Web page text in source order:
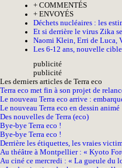
+ COMMENTÉS
+ ENVOYÉS
Déchets nucléaires : les
Et si derrière le virus Zika
Naomi Klein, Erri de Luca,
Les 6-12 ans, nouvelle
publicité
publicité
Les derniers articles de Terra eco
Terra eco met fin à son projet de
Le nouveau Terra eco arrive :
Le nouveau Terra eco en dessin animé
Des nouvelles de Terra (eco)
Bye-bye Terra eco !
Bye-bye Terra eco !
Derrière les étiquettes, les vraies
Au théâtre à Montpellier : « Kyoto
Au ciné ce mercredi : « La gueule du